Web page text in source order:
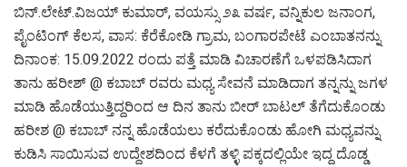
ಬಿನ್.ಲೇಟ್.ವಿಜಯ್ ಕುಮಾರ್, ವಯಸ್ಸು ೨೩ ವರ್ಷ, ವನ್ನಿಕುಲ ಜನಾಂಗ,
ಪೈಂಟಿಂಗ್ ಕೆಲಸ, ವಾಸ: ಕೆರೆಕೋಡಿ ಗ್ರಾಮ, ಬಂಗಾರಪೇಟೆ ಎಂಬಾತನನ್ನು
ದಿನಾಂಕ: 15.09.2022 ರಂದು ಪತ್ತೆ ಮಾಡಿ ವಿಚಾರಣೆಗೆ ಒಳಪಡಿಸಿದಾಗ
ತಾನು ಹರೀಶ್ @ ಕಬಾಬ್ ರವರು ಮಧ್ಯ ಸೇವನೆ ಮಾಡಿದಾಗ ತನ್ನನ್ನು ಜಗಳ
ಮಾಡಿ ಹೊಡೆಯುತ್ತಿದ್ದರಿಂದ ಆ ದಿನ ತಾನು ಬೀರ್ ಬಾಟಲ್ ತೆಗೆದುಕೊಂಡು
ಹರೀಶ @ ಕಬಾಬ್ ನನ್ನ ಹೊಡೆಯಲು ಕರೆದುಕೊಂಡು ಹೋಗಿ ಮಧ್ಯವನ್ನು
ಕುಡಿಸಿ ಸಾಯಿಸುವ ಉದ್ದೇಶದಿಂದ ಕೆಳಗೆ ತಳ್ಳಿ ಪಕ್ಕದಲ್ಲಿಯೇ ಇದ್ದ ದೊಡ್ಡ